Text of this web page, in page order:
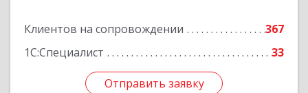
Клиентов на сопровождении
367
1С:Специалист
33
Отправить заявку
Отправить заявку